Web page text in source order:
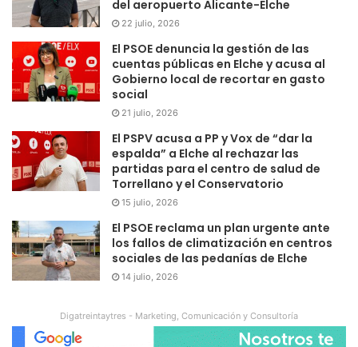
del aeropuerto Alicante-Elche
22 julio, 2026
El PSOE denuncia la gestión de las
cuentas públicas en Elche y acusa al
Gobierno local de recortar en gasto
social
21 julio, 2026
El PSPV acusa a PP y Vox de “dar la
espalda” a Elche al rechazar las
partidas para el centro de salud de
Torrellano y el Conservatorio
15 julio, 2026
El PSOE reclama un plan urgente ante
los fallos de climatización en centros
sociales de las pedanías de Elche
14 julio, 2026
Digatreintaytres - Marketing, Comunicación y Consultoría